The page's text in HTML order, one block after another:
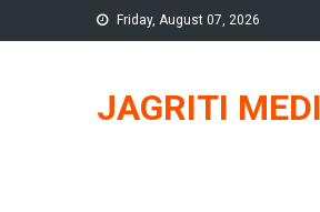
to
Friday, August 07, 2026
JAGRITI